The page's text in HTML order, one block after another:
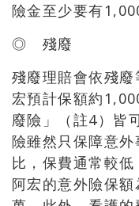
險金至少要有
◎ 殘廢
殘廢理賠會依殘
宏預計保額約
廢險」（註4）皆
險雖然只保障意
比，保費通常較低
阿宏的意外險保